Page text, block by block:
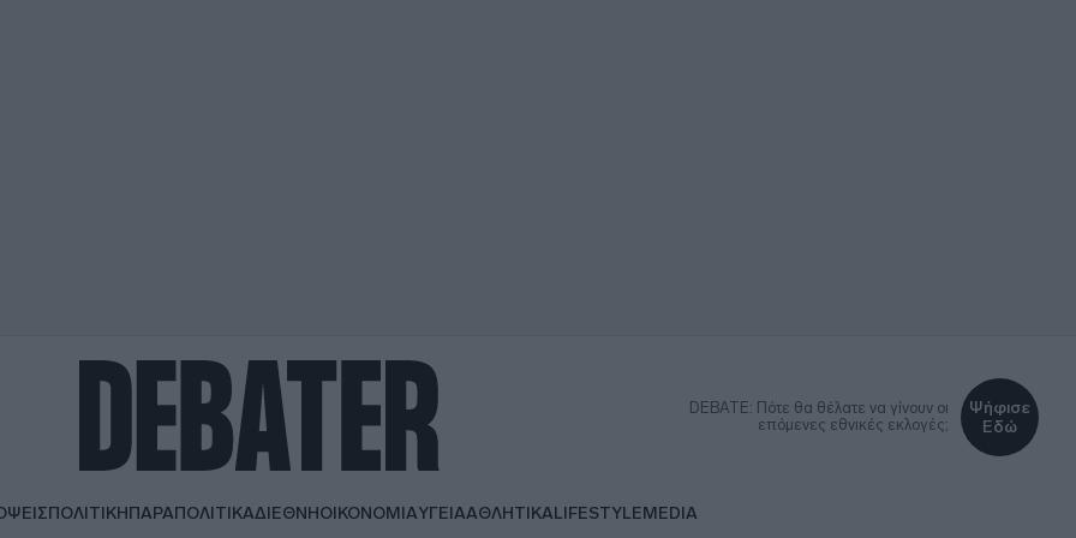
DEBATE: Πότε θα θέλατε να γίνουν οι
επόμενες εθνικές εκλογές;
Ψήφισε
Εδώ
ΠΟΛΙΤΙΚΗΠΑΡΑΠΟΛΙΤΙΚΑΔΙΕΘΝΗΟΙΚΟΝΟΜΙΑΥΓΕΙΑΑΘΛΗΤΙΚΑLIFESTYLEMEDIA